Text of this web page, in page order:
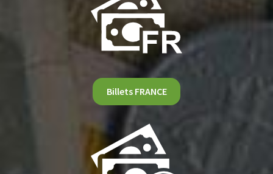
Billets FRANCE